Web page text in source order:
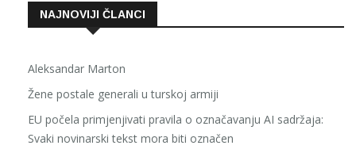
NAJNOVIJI ČLANCI
Aleksandar Marton
Žene postale generali u turskoj armiji
EU počela primjenjivati pravila o označavanju AI sadržaja:
Svaki novinarski tekst mora biti označen